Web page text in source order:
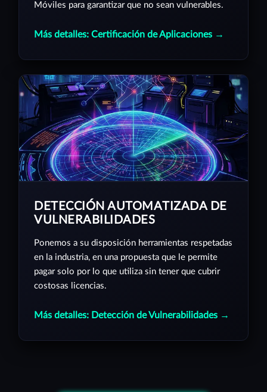
Móviles para garantizar que no sean vulnerables.
Más detalles: Certificación de Aplicaciones →
DETECCIÓN AUTOMATIZADA DE
VULNERABILIDADES
Ponemos a su disposición herramientas respetadas
en la industria, en una propuesta que le permite
pagar solo por lo que utiliza sin tener que cubrir
costosas licencias.
Más detalles: Detección de Vulnerabilidades →